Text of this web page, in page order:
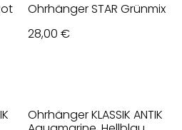
Ohrhänger STAR Grünmix
28,00 €
Ohrhänger KLASSIK ANTIK